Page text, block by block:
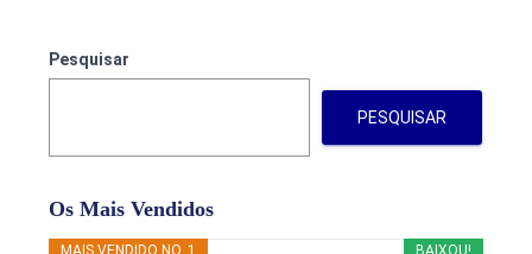
Pesquisar
PESQUISAR
Os Mais Vendidos
BAIXOU!
MAIS VENDIDO NO. 1